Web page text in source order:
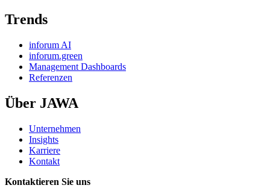
Trends
inforum AI
inforum.green
Management Dashboards
Referenzen
Über JAWA
Unternehmen
Insights
Karriere
Kontakt
Kontaktieren Sie uns